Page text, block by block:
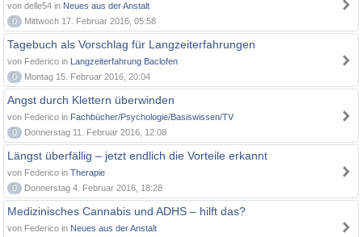
von delle54 in Neues aus der Anstalt
0
Mittwoch 17. Februar 2016, 05:58
Tagebuch als Vorschlag für Langzeiterfahrungen
von Federico in Langzeiterfahrung Baclofen
0
Montag 15. Februar 2016, 20:04
Angst durch Klettern überwinden
von Federico in Fachbücher/Psychologie/Basiswissen/TV
0
Donnerstag 11. Februar 2016, 12:08
Längst überfällig – jetzt endlich die Vorteile erkannt
von Federico in Therapie
0
Donnerstag 4. Februar 2016, 18:28
Medizinisches Cannabis und ADHS – hilft das?
von Federico in Neues aus der Anstalt